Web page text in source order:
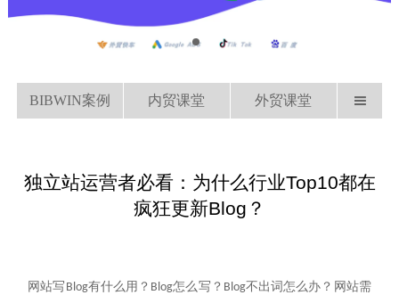
BIBWIN案例 内贸课堂 外贸课堂 
独立站运营者必看：为什么行业Top10都在
疯狂更新Blog？
网站写 Blog有什么用？ Blog怎么写？ Blog不出词怎么办？网站需